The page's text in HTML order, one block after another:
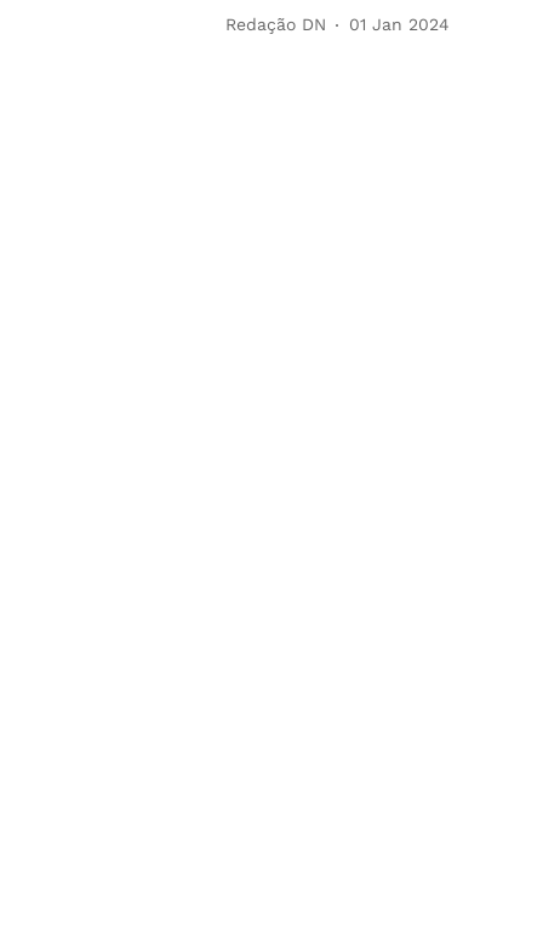
Redação DN 01 Jan 2024